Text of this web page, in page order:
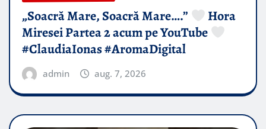
„Soacră Mare, Soacră Mare….”
Hora
Miresei Partea 2 acum pe YouTube
#ClaudiaIonas #AromaDigital
admin aug. 7, 2026